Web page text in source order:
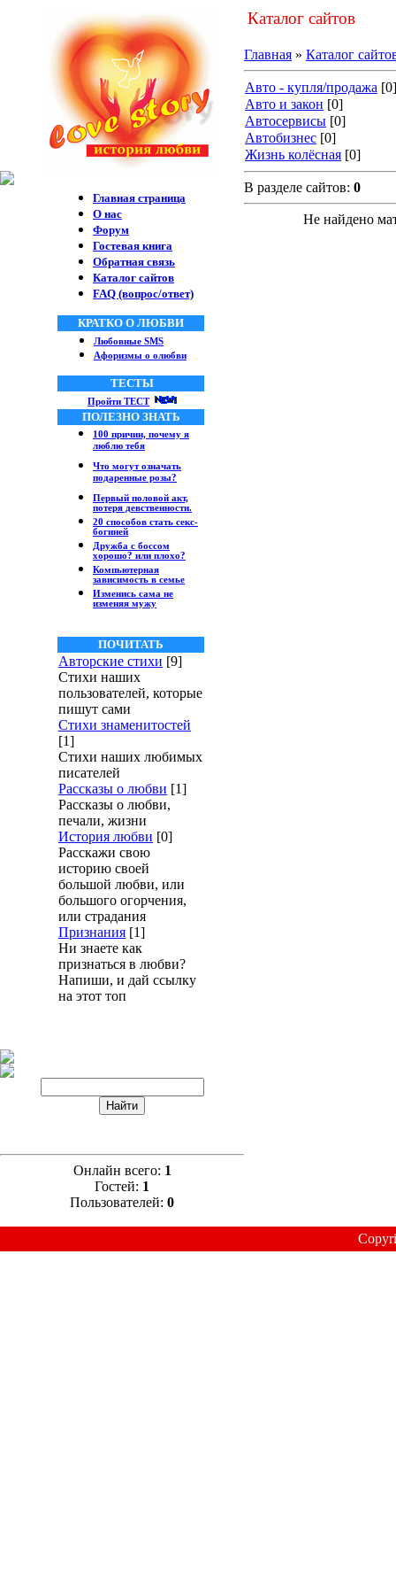
Главная страница
О нас
Форум
Гостевая книга
Обратная связь
Каталог сайтов
FAQ (вопрос/ответ)
КРАТКО О ЛЮБВИ
Любовные SMS
Афоризмы о олюбви
ТЕСТЫ
Пройти ТЕСТ
ПОЛЕЗНО ЗНАТЬ
100 причин, почему я
люблю тебя
Что могут означать
подаренные розы?
Первый половой акт,
потеря девственности.
20 способов стать секс-
богиней
Дружба с боссом
хорошо? или плохо?
Компьютерная
зависимость в семье
Изменись сама не
изменяя мужу
ПОЧИТАТЬ
Авторские стихи [9]
Стихи наших
пользователей, которые
пишут сами
Стихи знаменитостей
[1]
Стихи наших любимых
писателей
Рассказы о любви [1]
Рассказы о любви,
печали, жизни
История любви [0]
Расскажи свою
историю своей
большой любви, или
большого огорчения,
или страдания
Признания [1]
Ни знаете как
признаться в любви?
Напиши, и дай ссылку
на этот топ
Онлайн всего: 1
Гостей: 1
Пользователей: 0
Каталог сайтов
Главная » Каталог
Авто - купля/продажа [0]
Авто и закон [0]
Автосервисы [0]
Автобизнес [0]
Жизнь колёсная [0]
В разделе сайтов: 0
Не найдено